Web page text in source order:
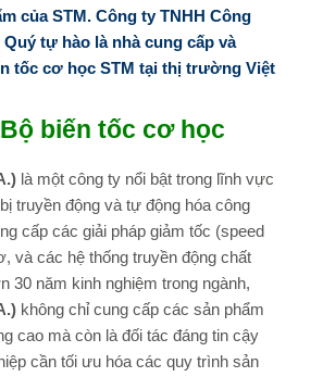
của STM. Công ty TNHH Công
Quý tự hào là nhà cung cấp và
tốc cơ học STM tại thị trường Việt
biến tốc cơ học
là một công ty nổi bật trong lĩnh vực
truyền động và tự động hóa công
cấp các giải pháp giảm tốc (speed
và các hệ thống truyền động chất
30 năm kinh nghiệm trong ngành,
không chỉ cung cấp các sản phẩm
cao mà còn là đối tác đáng tin cậy
cần tối ưu hóa các quy trình sản